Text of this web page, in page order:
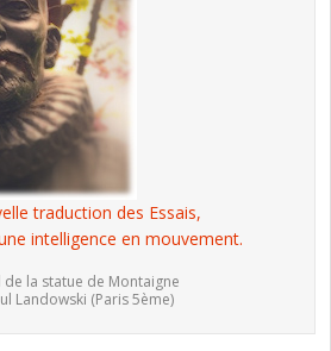
traduction des Essais,
intelligence en mouvement.
la statue de Montaigne
Landowski (Paris 5ème)